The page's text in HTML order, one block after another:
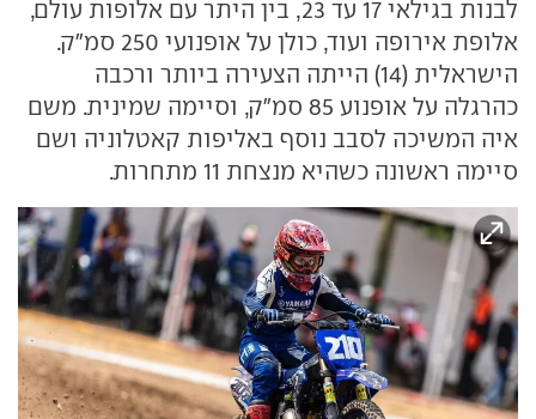
לבנות בגילאי 17 עד 23, בין היתר עם אלופות עולם,
אלופת אירופה ועוד, כולן על אופנועי 250 סמ"ק.
הישראלית (14) הייתה הצעירה ביותר ורכבה
כהרגלה על אופנוע 85 סמ״ק, וסיימה שמינית. משם
איה המשיכה לסבב נוסף באליפות קאטלוניה ושם
סיימה ראשונה כשהיא מנצחת 11 מתחרות.